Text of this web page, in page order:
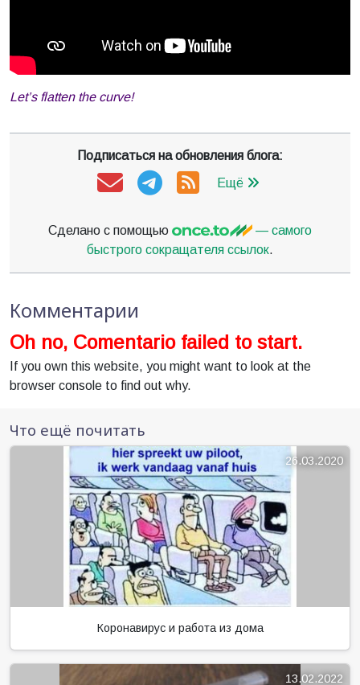
Let’s flatten the curve!
Подписаться на обновления блога:
Ещё
Сделано с помощью
— самого
быстрого сокращателя ссылок.
Комментарии
Oh no, Comentario failed to start.
If you own this website, you might want to look at the
browser console to find out why.
Что ещё почитать
26.03.2020
Коронавирус и работа из дома
13.02.2022